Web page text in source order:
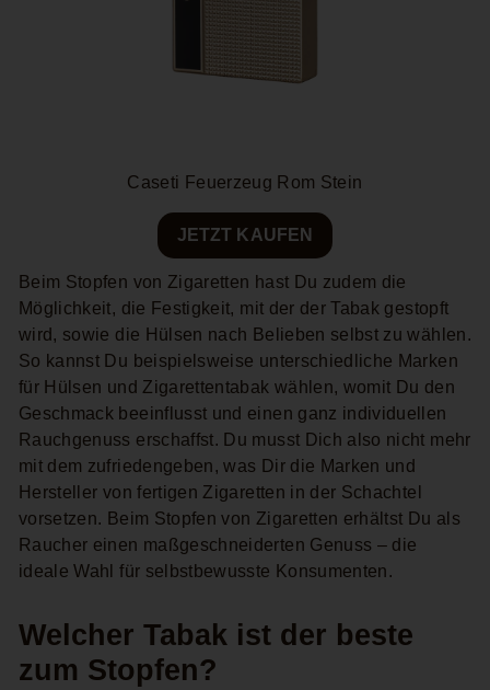
Caseti Feuerzeug Rom Stein
JETZT KAUFEN
Beim Stopfen von Zigaretten hast Du zudem die
Möglichkeit, die Festigkeit, mit der der Tabak gestopft
wird, sowie die Hülsen nach Belieben selbst zu wählen.
So kannst Du beispielsweise unterschiedliche Marken
für Hülsen und Zigarettentabak wählen, womit Du den
Geschmack beeinflusst und einen ganz individuellen
Rauchgenuss erschaffst. Du musst Dich also nicht mehr
mit dem zufriedengeben, was Dir die Marken und
Hersteller von fertigen Zigaretten in der Schachtel
vorsetzen. Beim Stopfen von Zigaretten erhältst Du als
Raucher einen maßgeschneiderten Genuss – die
ideale Wahl für selbstbewusste Konsumenten.
Welcher Tabak ist der beste
zum Stopfen?